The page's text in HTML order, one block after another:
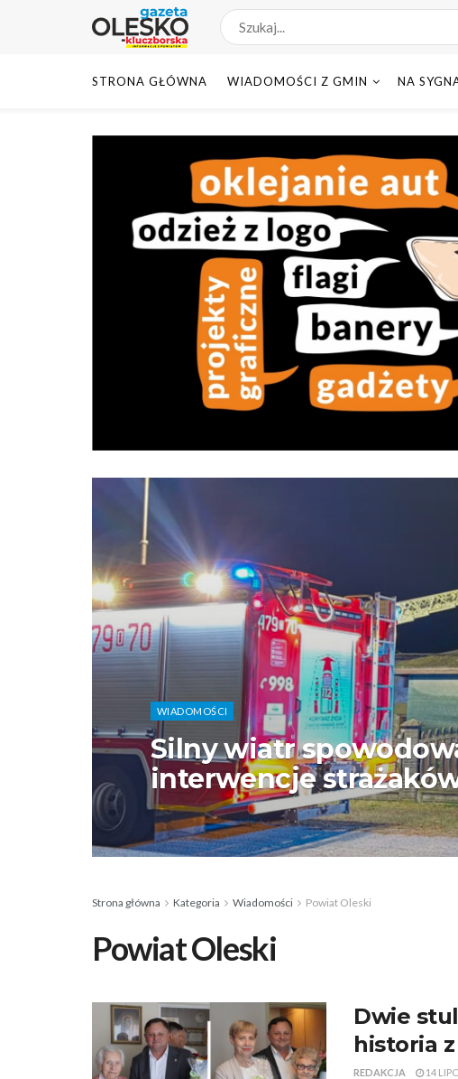
STRONA GŁÓWNA WIADOMOŚCI Z GMIN NA
WIADOMOŚCI
Silny wiatr
interwencje
Strona główna Kategoria Wiadomości Powiat Oleski
Powiat Oleski
Dwie
historia
REDAKCJA 14